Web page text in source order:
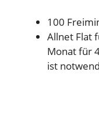
100
Allnet Flat
Monat für
ist